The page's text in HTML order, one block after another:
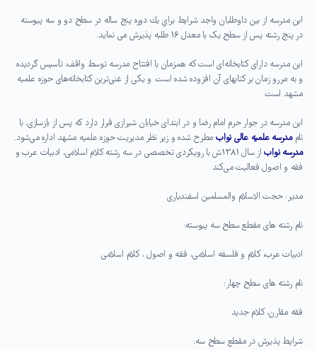
این مدرسه از بين داوطلبان واجد شرايط براي يك دوره پنج ساله در سطح دو و سه پیوسته
در پنج رشته پس از سطح یک با معدل ۱۶ طلبه پذیرش می نماید.
این مدرسه دارای کتابخانه‌ای است که همزمان با افتتاح مدرسه توسط واقف، تأسیس گردیده
و به مررو زمان بر کتاب‎های آن افزوده شده است. و یکی از غنی‌ترین کتابخانه‌های حوزه علمیه
مشهد است.
این مدرسه در جوار حرم امام رضا و در ابتدای خیابان شیرازی قرار دارد که پس از بازسازی، با
ناممدرسه علمیه عالی نواب مطرح شده و زیر نظر مدیریت حوزه علمیه مشهد اداره می‌شود.
مدرسه نواب
از سال ۱۳۸۱ش با رویکردی تخصصی در سه رشته کلام اسلامی، ادبیات عرب و
فقه و اصول فعالیت می‌کند
مدیر: حجت الاسلام والمسلمین اسفندیاری
نام رشته های مقطع سطح سه پیوسته:
ادبیات عرب، کلام و فلسفه اسلامی، فقه و اصول ، کلام اسلامی
نام رشته های سطح چهار:
فقه مقارن، کلام جدید
شرایط پذیرش در مقطع سطح سه: